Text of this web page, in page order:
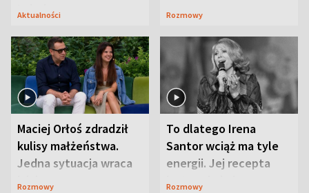
Lubelszczyzna
Aktualności Rozmowy
Maciej Orłoś zdradził
kulisy małżeństwa.
Jedna sytuacja wraca
jak bumerang
Rozmowy
To dlatego Irena
Santor wciąż ma tyle
energii. Jej recepta
jest zaskakująco
Rozmowy